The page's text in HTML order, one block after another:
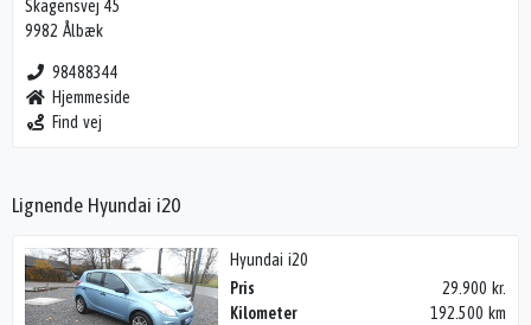
Skagensvej 45
9982 Ålbæk
98488344
Hjemmeside
Find vej
Lignende Hyundai i20
Hyundai i20
Pris
29.900 kr.
Kilometer
192.500 km